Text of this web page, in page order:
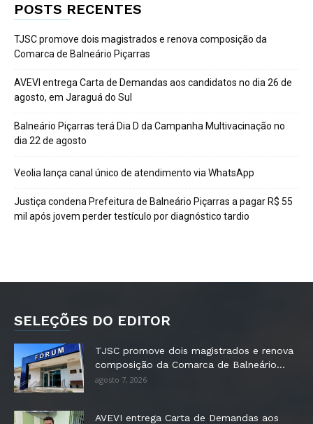
POSTS RECENTES
TJSC promove dois magistrados e renova composição da
Comarca de Balneário Piçarras
AVEVI entrega Carta de Demandas aos candidatos no dia 26 de
agosto, em Jaraguá do Sul
Balneário Piçarras terá Dia D da Campanha Multivacinação no
dia 22 de agosto
Veolia lança canal único de atendimento via WhatsApp
Justiça condena Prefeitura de Balneário Piçarras a pagar R$ 55
mil após jovem perder testículo por diagnóstico tardio
SELEÇÕES DO EDITOR
TJSC promove dois magistrados e renova
composição da Comarca de Balneário...
agosto 7, 2026
AVEVI entrega Carta de Demandas aos